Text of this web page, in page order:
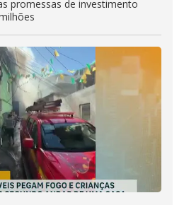
promessas de investimento